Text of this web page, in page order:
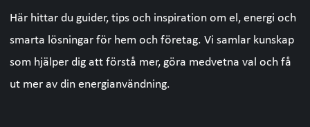
Här hittar du guider, tips och inspiration om el, energi och
smarta lösningar för hem och företag. Vi samlar kunskap
som hjälper dig att förstå mer, göra medvetna val och få
ut mer av din energianvändning.